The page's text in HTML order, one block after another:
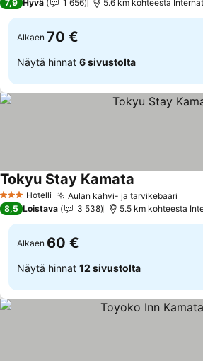
7,9 Hyvä 1 656 5.6 km kohteesta
Alkaen 70 €
Näytä hinnat 6 sivustolta
3 Tähtiluokitus
Hotelli Aulan kahvi- ja tarvikebaari
Tokyu Stay Kamata
8,5 Loistava 3 538 5.5 km kohteesta
Alkaen 60 €
Näytä hinnat 12 sivustolta